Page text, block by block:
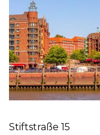
Stiftstraße 15